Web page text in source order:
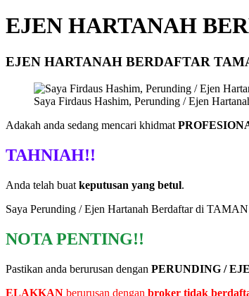
EJEN HARTANAH
EJEN HARTANAH BERDAFTAR
Saya Firdaus Hashim, Perunding / Ejen
Adakah anda sedang mencari khidmat
TAHNIAH!!
Anda telah buat keputusan yang betul.
Saya Perunding / Ejen Hartanah Berdaftar di
NOTA PENTING!!
Pastikan anda berurusan dengan PERUNDING /
ELAKKAN berurusan dengan broker tidak